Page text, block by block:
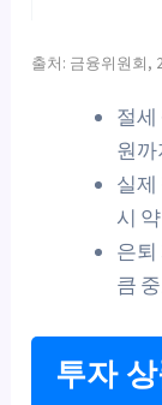
출처: 금융위원회,
절세
원
실제
시
은
큼
투자